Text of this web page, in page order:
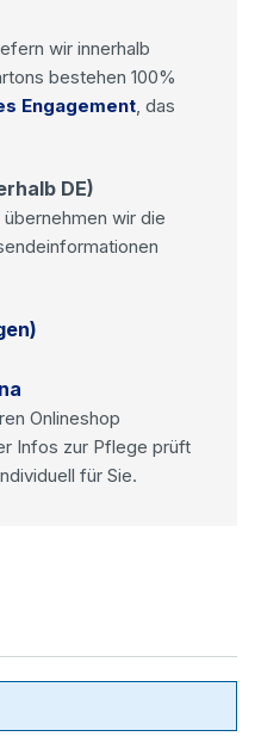
wir innerhalb
bestehen 100%
Engagement, das
DE)
wir die
Onlineshop
Infos zur Pflege prüft
für Sie.